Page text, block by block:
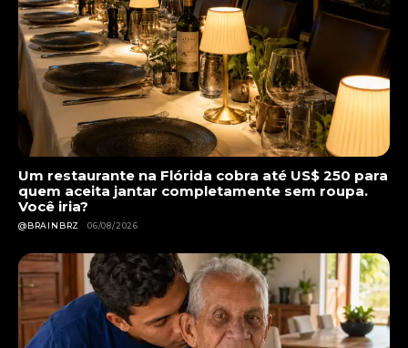
Um restaurante na Flórida cobra até US$ 250 para
quem aceita jantar completamente sem roupa.
Você iria?
@BRAINBRZ 06/08/2026